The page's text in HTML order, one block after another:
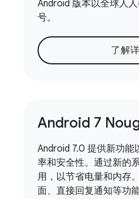
Android 版本以全球人
号。
了解
Android 7
Android 7.0 提供新功能
率和安全性。通过新的
用，以节省电量和内存
面、直接回复通知等功能